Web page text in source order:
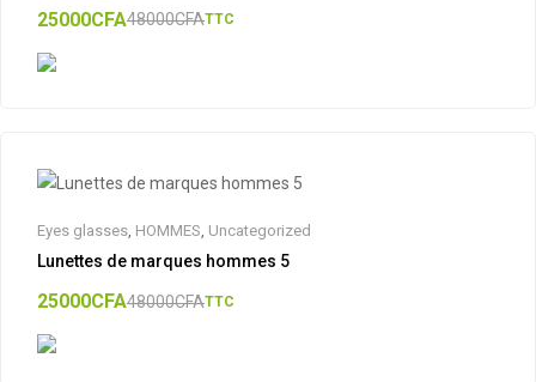
48000CFA
25000CFA TTC
Eyes glasses, HOMMES, Uncategorized
Lunettes de marques hommes 5
48000CFA
25000CFA TTC